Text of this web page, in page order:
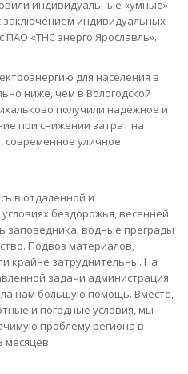
индивидуальные «умные»
заключением индивидуальных
ПАО «ТНС энерго Ярославль».
для населения в
ниже, чем в Вологодской
получили надежное и
при снижении затрат на
современное уличное
в отдаленной и
бездорожья, весенней
заповедника, водные преграды
Подвоз материалов,
крайне затруднительны. На
задачи администрация
нам большую помощь. Вместе,
и погодные условия, мы
проблему региона в
месяцев.